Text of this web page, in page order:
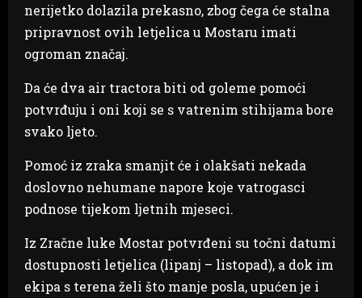
nerijetko dolazila prekasno, zbog čega će stalna
pripravnost ovih letjelica u Mostaru imati
ogroman značaj.
Da će dva air tractora biti od goleme pomoći
potvrđuju i oni koji se s vatrenim stihijama bore
svako ljeto.
Pomoć iz zraka smanjit će i olakšati nekada
doslovno nehumane napore koje vatrogasci
podnose tijekom ljetnih mjeseci.
Iz Zračne luke Mostar potvrđeni su točni datumi
dostupnosti letjelica (lipanj – listopad), a dok im
ekipa s terena želi što manje posla, upućen je i